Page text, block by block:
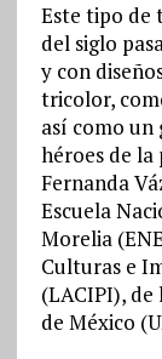
Este tipo de
del siglo
y con
tricolor,
así como un
héroes de
Fernanda
Escuela
Morelia
Culturas e
(LACIPI),
de México